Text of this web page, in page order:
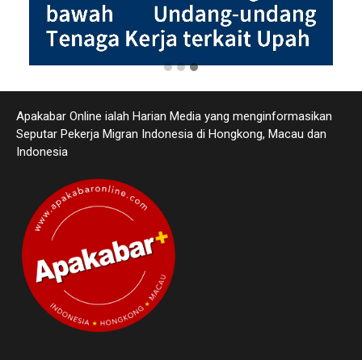
Apakabar Online ialah Harian Media yang menginformasikan
Seputar Pekerja Migran Indonesia di Hongkong, Macau dan
Indonesia